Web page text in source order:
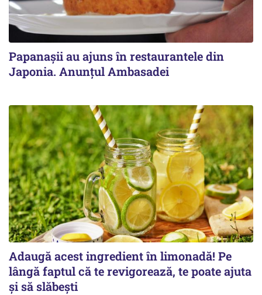
Papanașii au ajuns în restaurantele din
Japonia. Anunțul Ambasadei
Adaugă acest ingredient în limonadă! Pe
lângă faptul că te revigorează, te poate ajuta
și să slăbești